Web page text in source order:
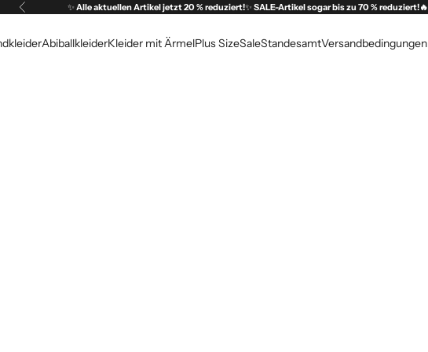
Zurück ✨ Alle aktuellen Artikel jetzt 20 % reduziert!✨ SALE-Artikel sogar bis zu 70 % reduziert!🔥
AbiballkleiderKleider mit ÄrmelPlus SizeSaleStandesamtVersandbedingungen